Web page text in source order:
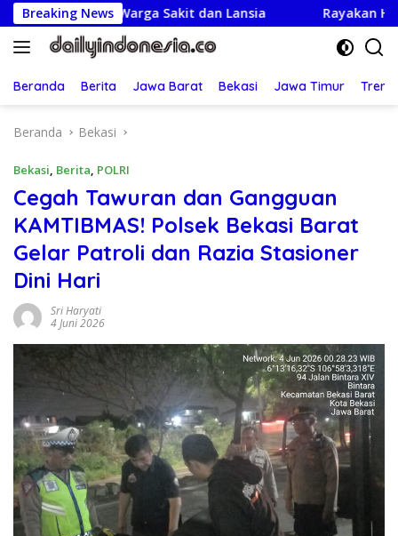
Langsung
ke
konten
Breaking News
Warga Sakit dan Lansia Rayakan HUT ke-
Beranda Berita Jawa Barat Bekasi Jawa Timur
Beranda Bekasi
Bekasi, Berita, POLRI
Cegah Tawuran dan Gangguan
KAMTIBMAS! Polsek Bekasi Barat
Gelar Patroli dan Razia Stasioner
Dini Hari
Sri Haryati
4 Juni 2026